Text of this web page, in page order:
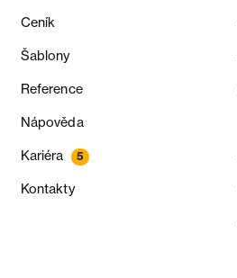
Ceník
Šablony
Reference
Nápověda
Kariéra 5
Kontakty